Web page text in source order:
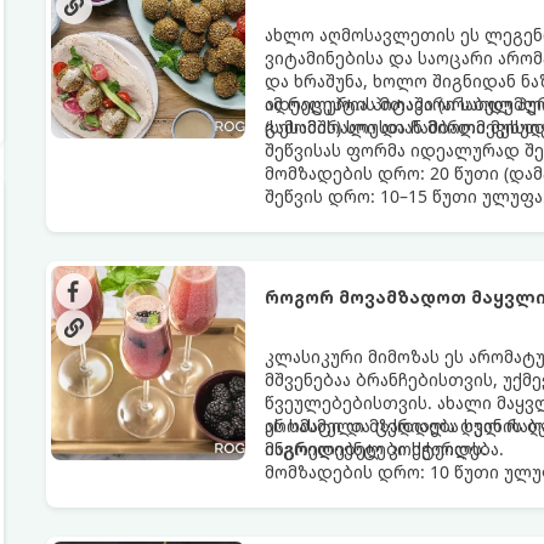
ახლო აღმოსავლეთის ეს
ვიტამინებისა და საოცარი
და ხრაშუნა, ხოლო შიგნიდან
იდეალურია პიტაში (არაბულ
(სესამის) სოუსთან
ამ რეცეპტის მთავარი
გამომშრალი და ჩამბალი
შეწვისას ფორმა იდეალურად
მომზადების დრო: 20 წუთი
შეწვის დრო: 10–15 წუთი
როგორ მოვამზადოთ
კლასიკური მიმოზას ეს
მშვენებაა ბრანჩებისთვის,
წვეულებებისთვის. ახალი
არომატი და ცქრიალა ღვინის
მაგრილებელ კოქტეილს.
ეს სასმელი მზადდება სულ
ინგრედიენტები სჭირდება.
მომზადების დრო: 10 წუთი